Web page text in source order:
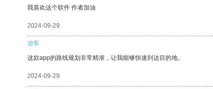
我喜欢这个软件 作者加油
2024-09-29
游客
这款app的路线规划非常精准，让我能够快速到达目的地。
2024-09-29